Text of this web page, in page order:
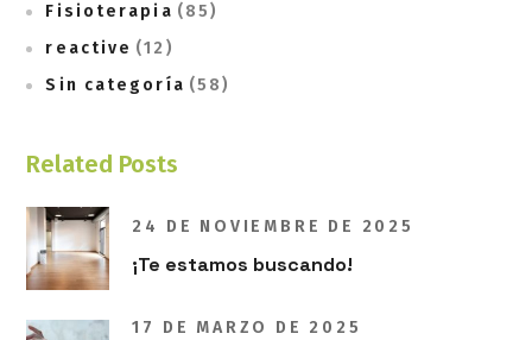
Fisioterapia (85)
reactive (12)
Sin categoría (58)
Related Posts
24 DE NOVIEMBRE DE 2025
¡Te estamos buscando!
17 DE MARZO DE 2025